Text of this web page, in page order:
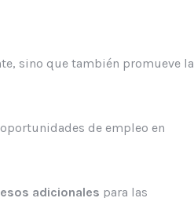
sino que también promueve la
de empleo en
adicionales para las